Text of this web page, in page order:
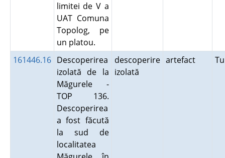
limitei de V a
UAT Comuna
Topolog, pe
un platou.
161446.16 Descoperirea
izolată de la
Măgurele -
TOP 136.
Descoperirea
a fost făcută
la sud de
localitatea
descoperire
izolată
artefact